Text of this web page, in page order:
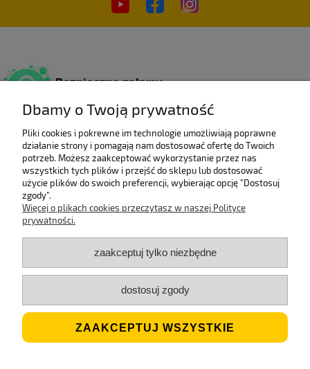
Bezpieczne zakupy
Wieloletni laureat
rankingu e-Gazele Biznesu.
Wysyłka z Polski
Gwarancją szybkiej dostawy.
Jesteśmy ECO
Stosujemy biodegradowalne opakowania.
Dbamy o Twoją prywatność
Pliki cookies i pokrewne im technologie umożliwiają poprawne
działanie strony i pomagają nam dostosować ofertę do Twoich
potrzeb. Możesz zaakceptować wykorzystanie przez nas
wszystkich tych plików i przejść do sklepu lub dostosować
użycie plików do swoich preferencji, wybierając opcję "Dostosuj
zgody".
Więcej o plikach cookies przeczytasz w naszej Polityce
prywatności.
zaakceptuj tylko niezbędne
dostosuj zgody
ZAAKCEPTUJ WSZYSTKIE